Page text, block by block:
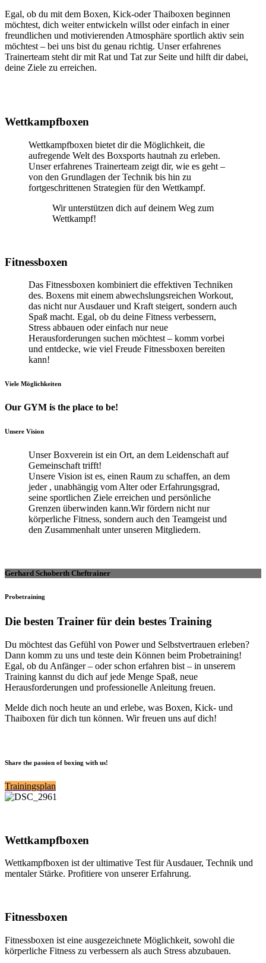
Egal, ob du mit dem Boxen, Kick-oder Thaiboxen beginnen
möchtest, dich weiter entwickeln willst oder einfach in einer
freundlichen und motivierenden Atmosphäre sportlich aktiv sein
möchtest – bei uns bist du genau richtig. Unser erfahrenes
Trainerteam steht dir mit Rat und Tat zur Seite und hilft dir dabei,
deine Ziele zu erreichen.
Wettkampfboxen
Wettkampfboxen bietet dir die Möglichkeit, die
aufregende Welt des Boxsports hautnah zu erleben.
Unser erfahrenes Trainerteam zeigt dir, wie es geht –
von den Grundlagen der Technik bis hin zu
fortgeschrittenen Strategien für den Wettkampf.
Wir unterstützen dich auf deinem Weg zum
Wettkampf!
Fitnessboxen
Das Fitnessboxen kombiniert die effektiven Techniken
des. Boxens mit einem abwechslungsreichen Workout,
das nicht nur Ausdauer und Kraft steigert, sondern auch
Spaß macht. Egal, ob du deine Fitness verbessern,
Stress abbauen oder einfach nur neue
Herausforderungen suchen möchtest – komm vorbei
und entdecke, wie viel Freude Fitnessboxen bereiten
kann!
Viele Möglichkeiten
Our GYM is the place to be!
Unsere Vision
Unser Boxverein ist ein Ort, an dem Leidenschaft auf
Gemeinschaft trifft!
Unsere Vision ist es, einen Raum zu schaffen, an dem
jeder , unabhängig vom Alter oder Erfahrungsgrad,
seine sportlichen Ziele erreichen und persönliche
Grenzen überwinden kann.Wir fördern nicht nur
körperliche Fitness, sondern auch den Teamgeist und
den Zusammenhalt unter unseren Mitgliedern.
Gerhard Schoberth Cheftrainer
Probetraining
Die besten Trainer für dein bestes Training
Du möchtest das Gefühl von Power und Selbstvertrauen erleben?
Dann komm zu uns und teste dein Können beim Probetraining!
Egal, ob du Anfänger – oder schon erfahren bist – in unserem
Training kannst du dich auf jede Menge Spaß, neue
Herausforderungen und professionelle Anleitung freuen.
Melde dich noch heute an und erlebe, was Boxen, Kick- und
Thaiboxen für dich tun können. Wir freuen uns auf dich!
Share the passion of boxing with us!
Trainingsplan
Wettkampfboxen
Wettkampfboxen ist der ultimative Test für Ausdauer, Technik und
mentaler Stärke. Profitiere von unserer Erfahrung.
Fitnessboxen
Fitnessboxen ist eine ausgezeichnete Möglichkeit, sowohl die
körperliche Fitness zu verbessern als auch Stress abzubauen.